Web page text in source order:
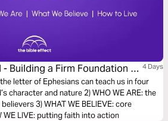
Building a Firm Foundation of 4 Days
letter of Ephesians can teach us in four
character and nature 2) WHO WE ARE: the
3) WHAT WE BELIEVE: core
WE LIVE: putting faith into action